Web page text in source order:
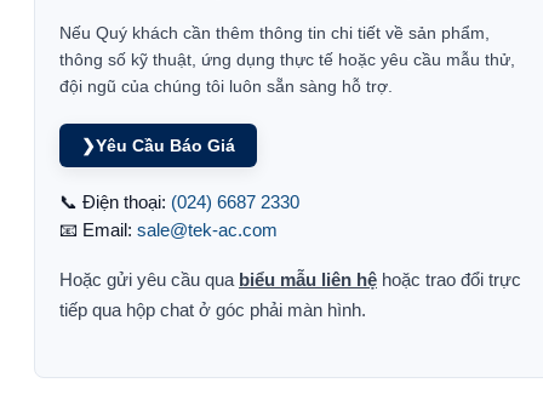
Nếu Quý khách cần thêm thông tin chi tiết về sản phẩm,
thông số kỹ thuật, ứng dụng thực tế hoặc yêu cầu mẫu thử,
đội ngũ của chúng tôi luôn sẵn sàng hỗ trợ.
❯Yêu Cầu Báo Giá
📞 Điện thoại: (024) 6687 2330
📧 Email: sale@tek-ac.com
Hoặc gửi yêu cầu qua biểu mẫu liên hệ hoặc trao đổi trực
tiếp qua hộp chat ở góc phải màn hình.